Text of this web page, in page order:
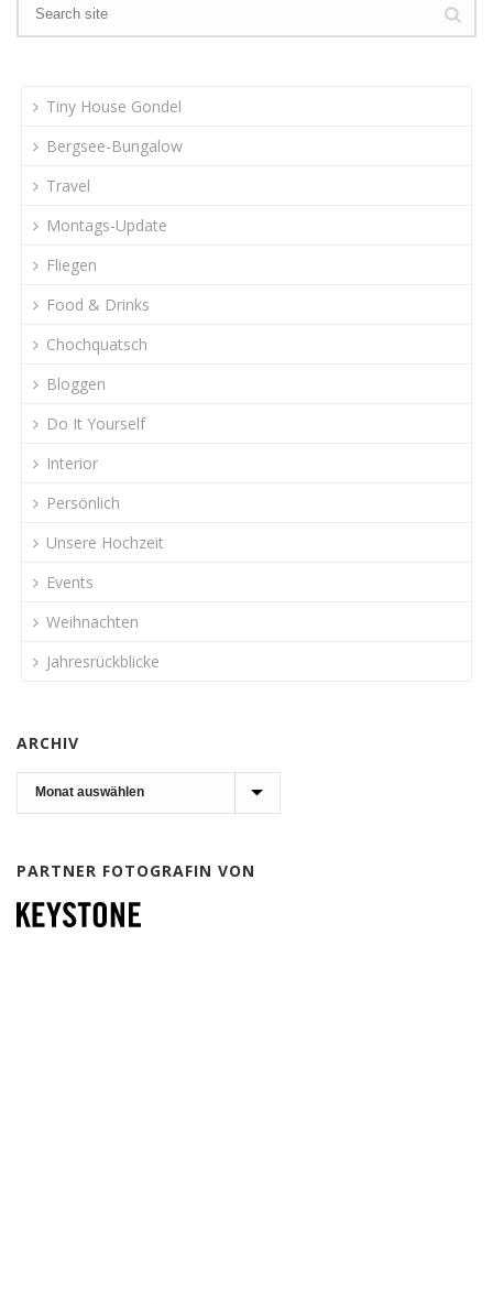
Tiny House Gondel
Bergsee-Bungalow
Travel
Montags-Update
Fliegen
Food & Drinks
Chochquatsch
Bloggen
Do It Yourself
Interior
Persönlich
Unsere Hochzeit
Events
Weihnachten
Jahresrückblicke
ARCHIV
Archiv
PARTNER FOTOGRAFIN VON